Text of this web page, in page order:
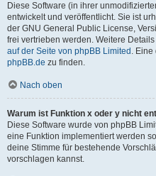
Diese Software (in ihrer
entwickelt und veröffentlicht. Sie ist
der GNU General Public License,
frei vertrieben werden. Weitere
auf der Seite von phpBB Limited . Eine
phpBB.de zu finden.
Nach oben
Warum ist Funktion x oder y nicht
Diese Software wurde von phpBB
eine Funktion implementiert werden
deine Stimme für bestehende
vorschlagen kannst.